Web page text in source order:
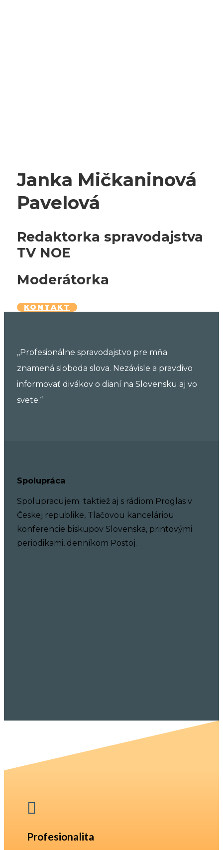
Janka Mičkaninová
Pavelová
Redaktorka spravodajstva
TV NOE
Moderátorka
KONTAKT
,,Profesionálne spravodajstvo pre mňa
znamená sloboda slova. Nezávisle a pravdivo
informovať divákov o dianí na Slovensku aj vo
svete.“
Spolupráca
Spolupracujem taktiež aj s rádiom Proglas v
Českej republike, Tlačovou kanceláriou
konferencie biskupov Slovenska, printovými
periodikami, denníkom Postoj.

Profesionalita